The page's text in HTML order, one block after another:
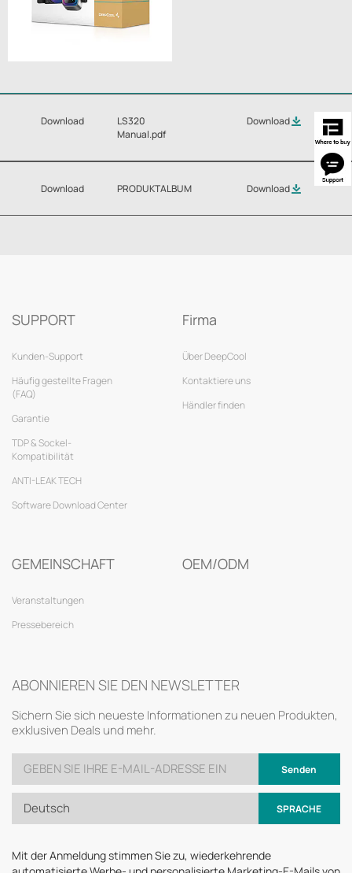
Download
LS320
Manual.pdf
Download
Download PRODUKTALBUM Download
SUPPORT
Kunden-Support
Häufig gestellte Fragen
(FAQ)
Garantie
TDP & Sockel-
Kompatibilität
ANTI-LEAK TECH
Software Download Center
Firma
Über DeepCool
Kontaktiere uns
Händler finden
GEMEINSCHAFT
Veranstaltungen
Pressebereich
OEM/ODM
ABONNIEREN SIE DEN NEWSLETTER
Sichern Sie sich neueste Informationen zu neuen Produkten,
exklusiven Deals und mehr.
Senden
Deutsch SPRACHE
Mit der Anmeldung stimmen Sie zu, wiederkehrende